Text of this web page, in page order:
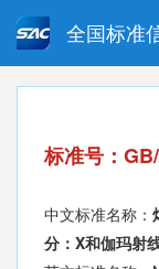
全国标准
强制性国
指导性技
标准号：
中文标准名称：
分：X和伽玛射